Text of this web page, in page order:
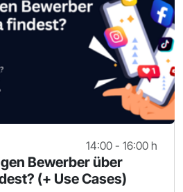
14:00 - 16:00 h
Bewerber über
(+ Use Cases)